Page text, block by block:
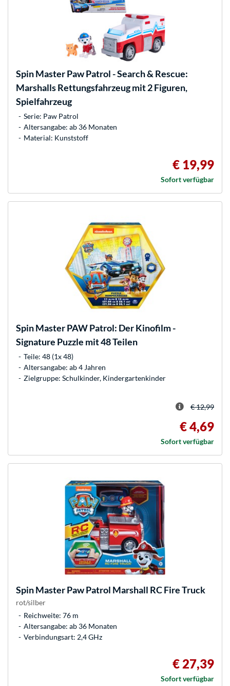
Spin MasterPaw Patrol - Search & Rescue:
Marshalls Rettungsfahrzeug mit 2 Figuren,
Spielfahrzeug
Serie: Paw Patrol
Altersangabe: ab 36 Monaten
Material: Kunststoff
€ 19,99
Sofort verfügbar
Spin MasterPAW Patrol: Der Kinofilm -
Signature Puzzle mit 48 Teilen
Teile: 48 (1x 48)
Altersangabe: ab 4 Jahren
Zielgruppe: Schulkinder, Kindergartenkinder
€ 12,99
€ 4,69
Sofort verfügbar
Spin MasterPaw Patrol Marshall RC Fire Truck
rot/silber
Reichweite: 76 m
Altersangabe: ab 36 Monaten
Verbindungsart: 2,4 GHz
€ 27,39
Sofort verfügbar